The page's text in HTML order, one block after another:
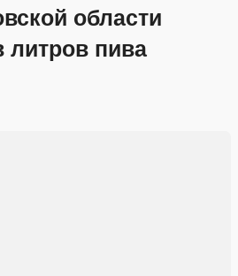
области
литров пива